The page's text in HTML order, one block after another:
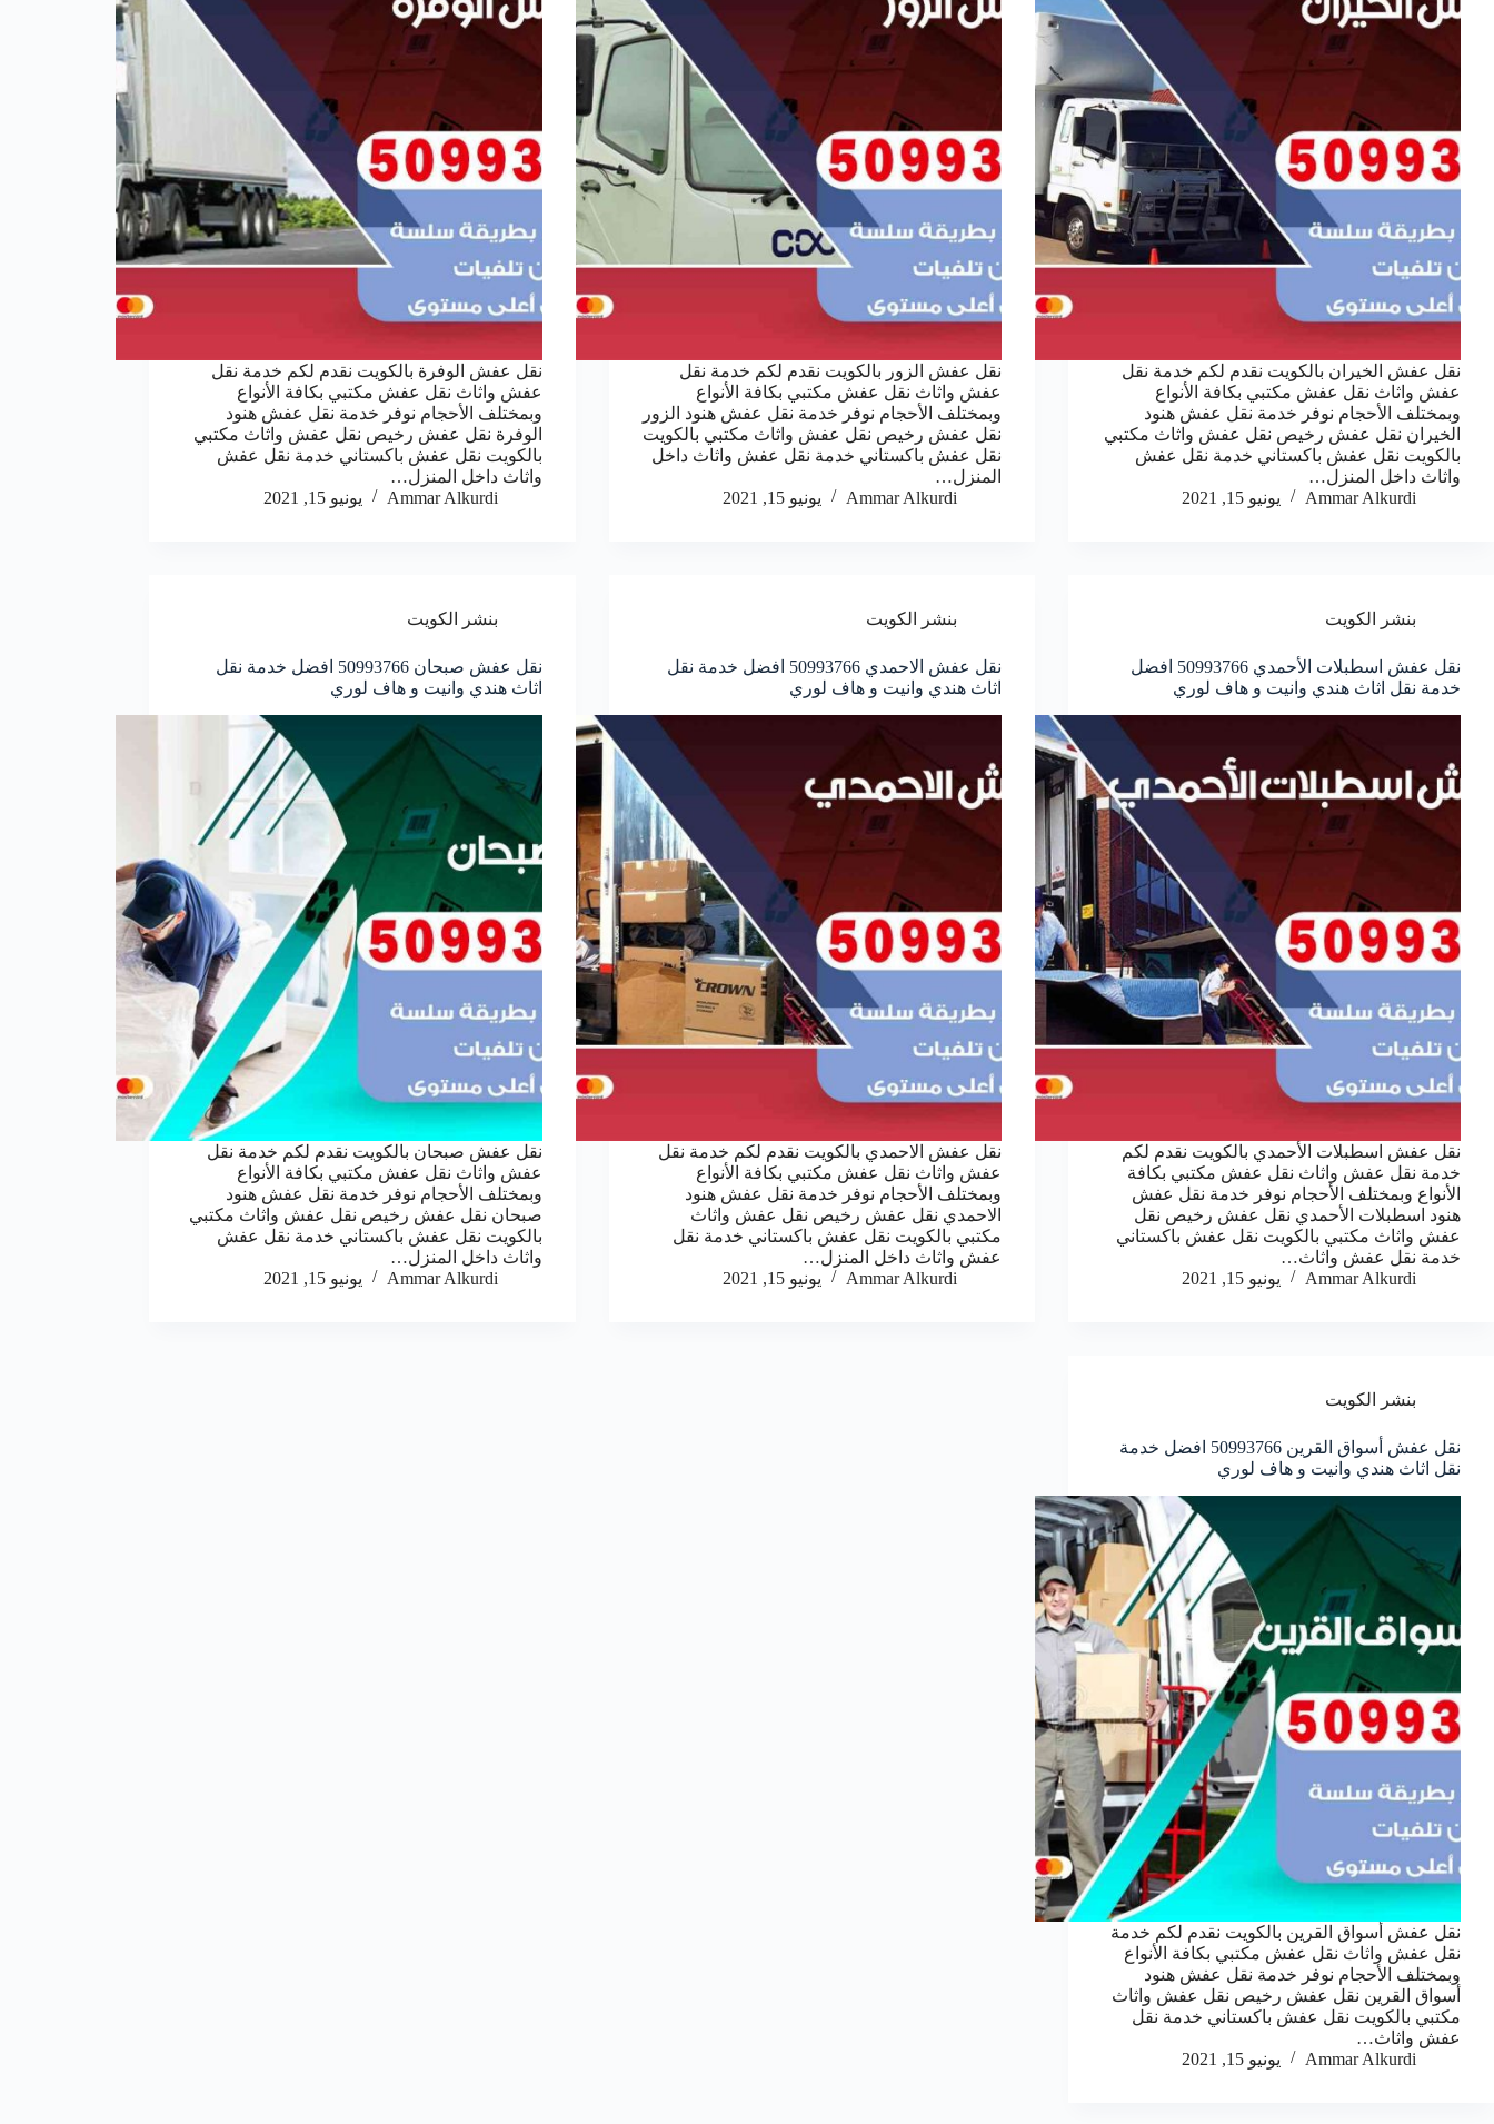
نقل عفش الخيران بالكويت نقدم لكم خدمة نقل
عفش واثاث نقل عفش مكتبي بكافة الأنواع
وبمختلف الأحجام نوفر خدمة نقل عفش هنود
الخيران نقل عفش رخيص نقل عفش واثاث مكتبي
بالكويت نقل عفش باكستاني خدمة نقل عفش
واثاث داخل المنزل…
Ammar Alkurdi
يونيو 15, 2021
نقل عفش الزور بالكويت نقدم لكم خدمة نقل
عفش واثاث نقل عفش مكتبي بكافة الأنواع
وبمختلف الأحجام نوفر خدمة نقل عفش هنود الزور
نقل عفش رخيص نقل عفش واثاث مكتبي بالكويت
نقل عفش باكستاني خدمة نقل عفش واثاث داخل
المنزل…
Ammar Alkurdi
يونيو 15, 2021
نقل عفش الوفرة بالكويت نقدم لكم خدمة نقل
عفش واثاث نقل عفش مكتبي بكافة الأنواع
وبمختلف الأحجام نوفر خدمة نقل عفش هنود
الوفرة نقل عفش رخيص نقل عفش واثاث مكتبي
بالكويت نقل عفش باكستاني خدمة نقل عفش
واثاث داخل المنزل…
Ammar Alkurdi
يونيو 15, 2021
بنشر الكويت
نقل عفش اسطبلات الأحمدي 50993766 افضل
خدمة نقل اثاث هندي وانيت و هاف لوري
نقل عفش اسطبلات الأحمدي بالكويت نقدم لكم
خدمة نقل عفش واثاث نقل عفش مكتبي بكافة
الأنواع وبمختلف الأحجام نوفر خدمة نقل عفش
هنود اسطبلات الأحمدي نقل عفش رخيص نقل
عفش واثاث مكتبي بالكويت نقل عفش باكستاني
خدمة نقل عفش واثاث…
Ammar Alkurdi
يونيو 15, 2021
بنشر الكويت
نقل عفش الاحمدي 50993766 افضل خدمة نقل
اثاث هندي وانيت و هاف لوري
نقل عفش الاحمدي بالكويت نقدم لكم خدمة نقل
عفش واثاث نقل عفش مكتبي بكافة الأنواع
وبمختلف الأحجام نوفر خدمة نقل عفش هنود
الاحمدي نقل عفش رخيص نقل عفش واثاث
مكتبي بالكويت نقل عفش باكستاني خدمة نقل
عفش واثاث داخل المنزل…
Ammar Alkurdi
يونيو 15, 2021
بنشر الكويت
نقل عفش صبحان 50993766 افضل خدمة نقل
اثاث هندي وانيت و هاف لوري
نقل عفش صبحان بالكويت نقدم لكم خدمة نقل
عفش واثاث نقل عفش مكتبي بكافة الأنواع
وبمختلف الأحجام نوفر خدمة نقل عفش هنود
صبحان نقل عفش رخيص نقل عفش واثاث مكتبي
بالكويت نقل عفش باكستاني خدمة نقل عفش
واثاث داخل المنزل…
Ammar Alkurdi
يونيو 15, 2021
بنشر الكويت
نقل عفش أسواق القرين 50993766 افضل خدمة
نقل اثاث هندي وانيت و هاف لوري
نقل عفش أسواق القرين بالكويت نقدم لكم خدمة
نقل عفش واثاث نقل عفش مكتبي بكافة الأنواع
وبمختلف الأحجام نوفر خدمة نقل عفش هنود
أسواق القرين نقل عفش رخيص نقل عفش واثاث
مكتبي بالكويت نقل عفش باكستاني خدمة نقل
عفش واثاث…
Ammar Alkurdi
يونيو 15, 2021